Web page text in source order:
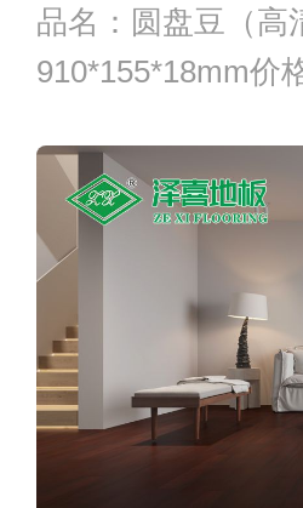
品名：圆盘豆（高
910*155*18mm价